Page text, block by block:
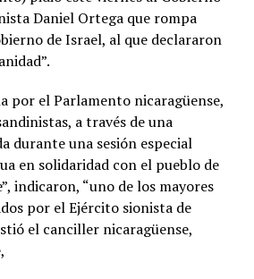
Daniel Ortega que rompa
de Israel, al que declararon
por el Parlamento nicaragüense,
a través de una
durante una sesión especial
en solidaridad con el pueblo de
indicaron, “uno de los mayores
por el Ejército sionista de
el canciller nicaragüense,